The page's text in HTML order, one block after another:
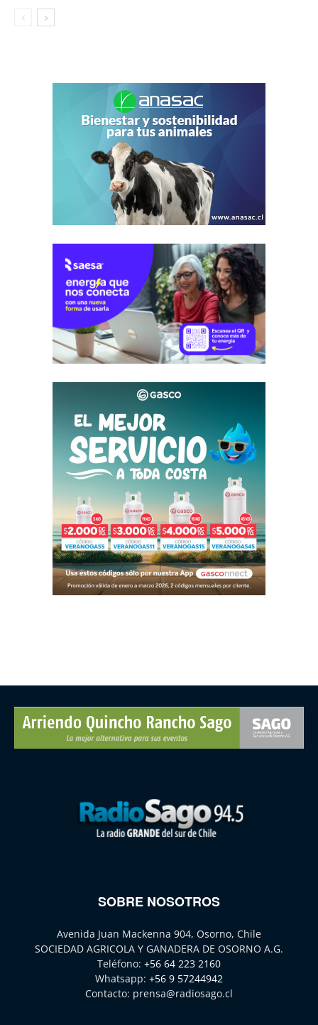
SOBRE NOSOTROS
Avenida Juan Mackenna 904, Osorno, Chile
SOCIEDAD AGRICOLA Y GANADERA DE OSORNO A.G.
Teléfono: +56 64 223 2160
Whatsapp: +56 9 57244942
Contacto: prensa@radiosago.cl